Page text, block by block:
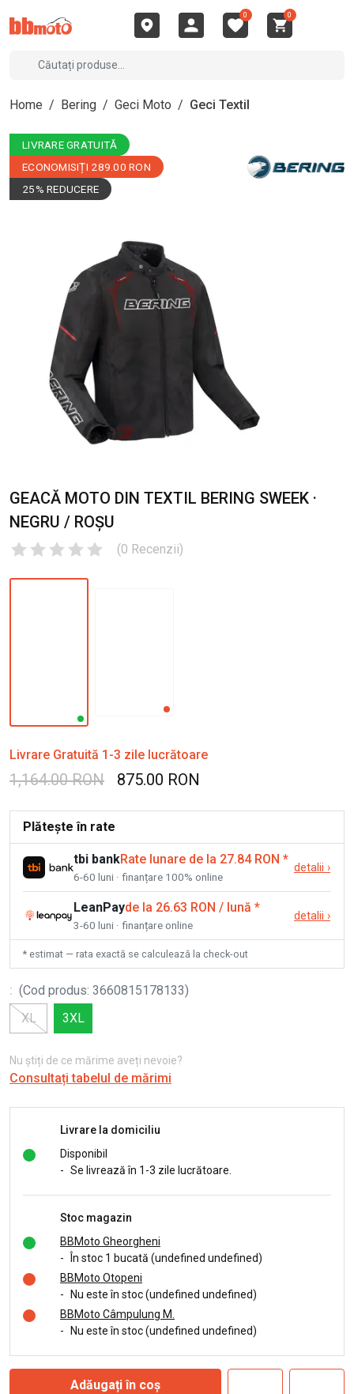
0 0
Home / Bering / Geci Moto / Geci Textil
LIVRARE GRATUITĂ
ECONOMISIȚI 289.00 RON
25% REDUCERE
GEACĂ MOTO DIN TEXTIL BERING SWEEK ·
NEGRU / ROȘU
(0 Recenzii)
Livrare Gratuită 1-3 zile lucrătoare
1,164.00 RON 875.00 RON
Plătește în rate
tbi bankRate lunare de la 27.84 RON *
6-60 luni · finanțare 100% online
detalii ›
LeanPayde la 26.63 RON / lună *
3-60 luni · finanțare online
detalii ›
* estimat — rata exactă se calculează la check-out
: (Cod produs: 3660815178133)
XL
3XL
Nu știți de ce mărime aveți nevoie?
Consultați tabelul de mărimi
Livrare la domiciliu
Disponibil
- Se livrează în 1-3 zile lucrătoare.
Stoc magazin
BBMoto Gheorgheni
-
În stoc 1 bucată (undefined undefined)
BBMoto Otopeni
-
Nu este în stoc (undefined undefined)
BBMoto Câmpulung M.
-
Nu este în stoc (undefined undefined)
Adăugați în coș